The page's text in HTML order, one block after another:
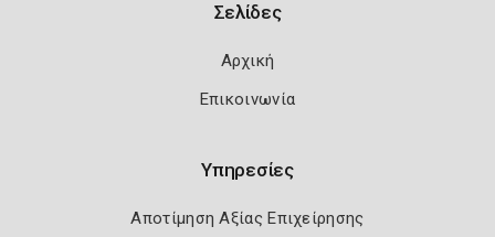
Σελίδες
Αρχική
Επικοινωνία
Υπηρεσίες
Αποτίμηση Αξίας Επιχείρησης